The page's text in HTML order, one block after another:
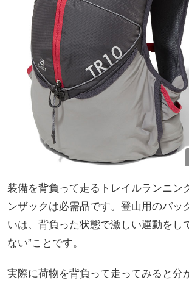
装備を背負って走るトレイルランニン
ンザックは必需品です。登山用のバッ
いは、背負った状態で激しい運動をし
ない”ことです。
実際に荷物を背負って走ってみると分